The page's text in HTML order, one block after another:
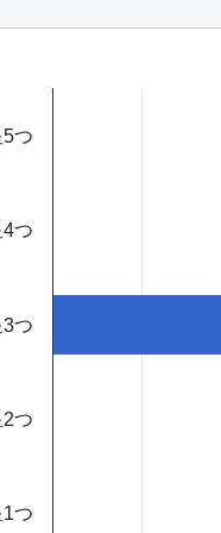
つ
つ
つ
つ
つ